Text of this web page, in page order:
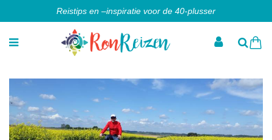
Reistips en –inspiratie voor de 40-plusser